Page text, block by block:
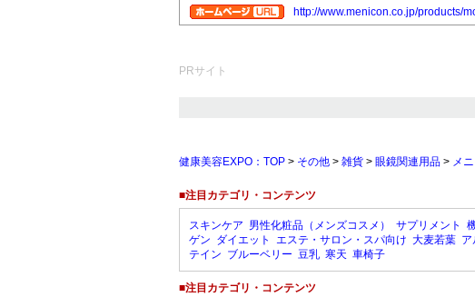
http://www.menicon.co.jp/products/
PRサイト
健康美容EXPO：TOP > その他 > 雑貨 > 眼鏡関連用品 > メ
■注目カテゴリ・コンテンツ
スキンケア 男性化粧品（メンズコスメ） サプリメント
ゲン ダイエット エステ・サロン・スパ向け 大麦若葉
テイン ブルーベリー 豆乳 寒天 車椅子
■注目カテゴリ・コンテンツ